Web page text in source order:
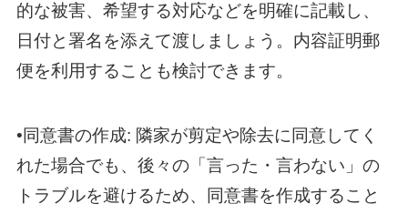
的な被害、希望する対応などを明確に記載し、
日付と署名を添えて渡しましょう。内容証明郵
便を利用することも検討できます。
•同意書の作成: 隣家が剪定や除去に同意してく
れた場合でも、後々の「言った・言わない」の
トラブルを避けるため、同意書を作成すること